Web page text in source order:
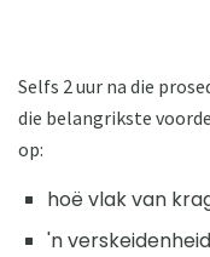
Selfs 2 uur na die
die belangrikste
op:
hoë vlak van
'n